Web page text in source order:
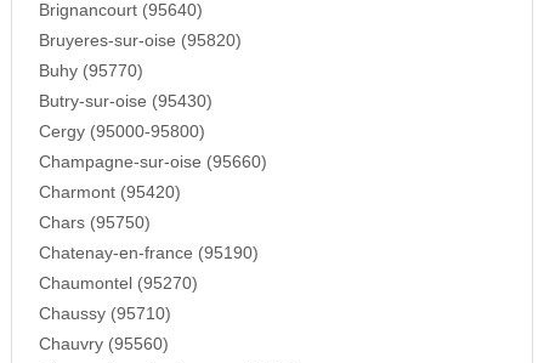
Brignancourt (95640)
Bruyeres-sur-oise (95820)
Buhy (95770)
Butry-sur-oise (95430)
Cergy (95000-95800)
Champagne-sur-oise (95660)
Charmont (95420)
Chars (95750)
Chatenay-en-france (95190)
Chaumontel (95270)
Chaussy (95710)
Chauvry (95560)